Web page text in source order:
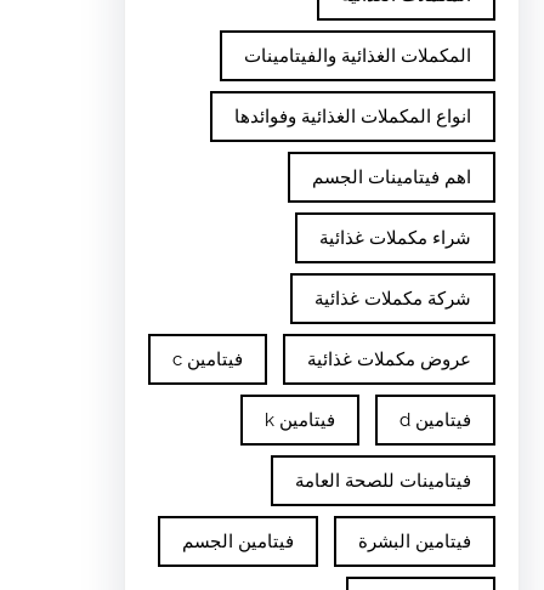
المكملات الغذائية والفيتامينات
انواع المكملات الغذائية وفوائدها
اهم فيتامينات الجسم
شراء مكملات غذائية
شركة مكملات غذائية
عروض مكملات غذائية فيتامين c
فيتامين d فيتامين k
فيتامينات للصحة العامة
فيتامين البشرة فيتامين الجسم